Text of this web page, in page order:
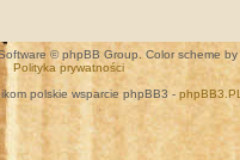
© phpBB Group. Color scheme by
Polityka prywatności
polskie wsparcie phpBB3 - phpBB3.PL